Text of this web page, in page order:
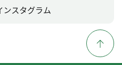
ンスタグラム